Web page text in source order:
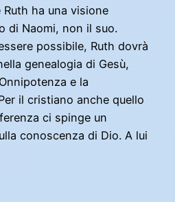
ha una visione
di Naomi, non il suo.
possibile, Ruth dovrà
genealogia di Gesù,
e la
il cristiano anche quello
ci spinge un
conoscenza di Dio. A lui